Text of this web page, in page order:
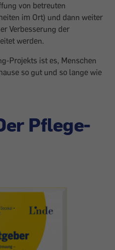
von betreuten
im Ort) und dann weiter
Verbesserung der
werden.
Projekts ist es, Menschen
so gut und so lange wie
Pflege-